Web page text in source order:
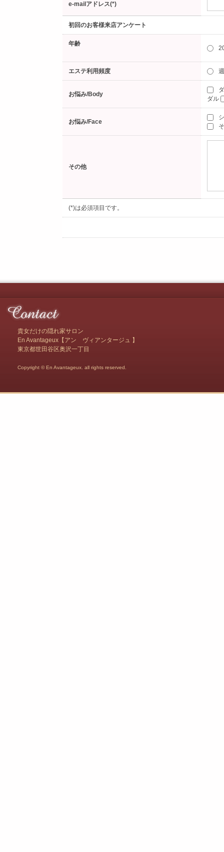
e-mailアドレス(*)
初回のお客様来店アンケート
年齢
エステ利用頻度
お悩み/Body
ダル
お悩み/Face
その他
(*)は必須項目です。
貴女だけの隠れ家サロン
En Avantageux【アン ヴィアンタージュ 】
東京都世田谷区奥沢一丁目
Copyright © En Avantageux. all rights reserved.